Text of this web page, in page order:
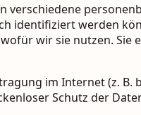
verschiedene
identifiziert werden
wir sie nutzen. Sie
im Internet (z. B.
Schutz der